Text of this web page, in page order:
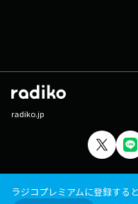
radiko.jp
ラジコプレミアムに登録する